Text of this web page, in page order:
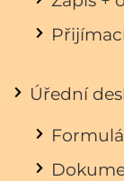
Úřední